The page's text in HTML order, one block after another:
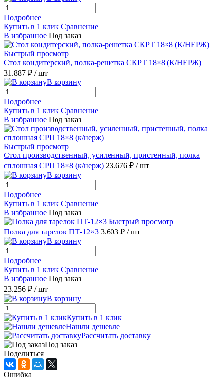
Подробнее
Купить в 1 клик Сравнение
В избранное Под заказ
Быстрый просмотр
Стол кондитерский, полка-решетка СКРТ 18×8 (К/НЕРЖ)
31.887 ₽ / шт
В корзину
Подробнее
Купить в 1 клик Сравнение
В избранное Под заказ
Быстрый просмотр
Стол производственный, усиленный, пристенный, полка
сплошная СРП 18×8 (к/нерж) 23.676 ₽ / шт
В корзину
Подробнее
Купить в 1 клик Сравнение
В избранное Под заказ
Быстрый просмотр
Полка для тарелок ПТ-12×3 3.603 ₽ / шт
В корзину
Подробнее
Купить в 1 клик Сравнение
В избранное Под заказ
23.256 ₽ / шт
В корзину
Купить в 1 клик
Нашли дешевле
Рассчитать доставку
Под заказ
Поделиться
Ошибка